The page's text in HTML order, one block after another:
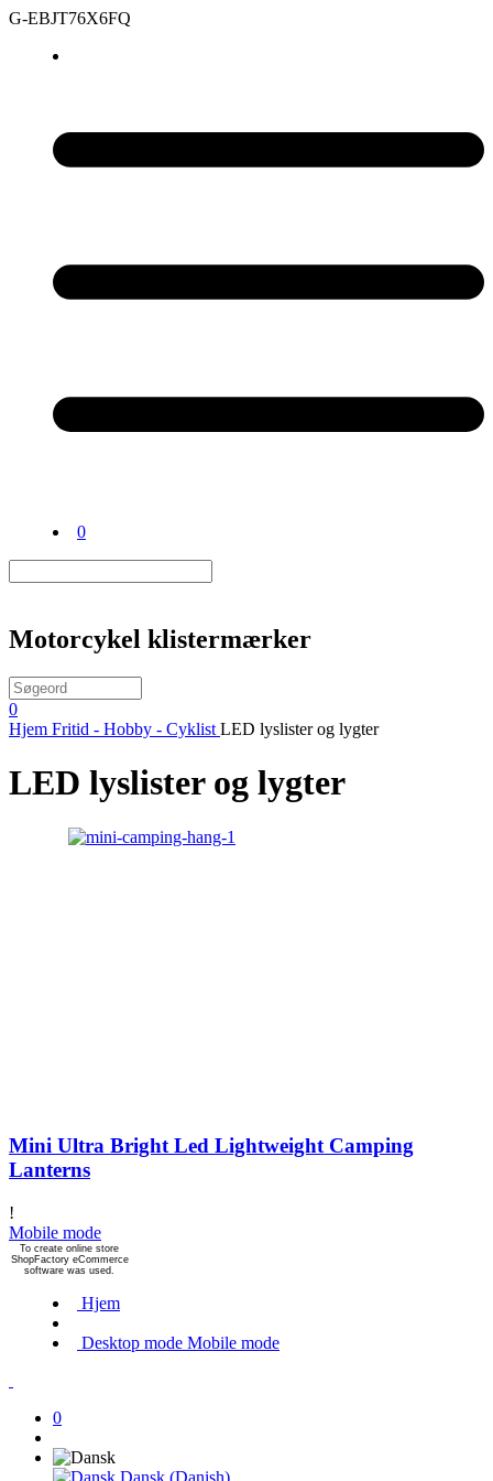
G-EBJT76X6FQ
0
Motorcykel klistermærker
0
Hjem Fritid - Hobby - Cyklist LED lyslister og lygter
LED lyslister og lygter
Mini Ultra Bright Led Lightweight Camping
Lanterns
!
Mobile mode
To create online store
ShopFactory eCommerce
software was used.
Hjem
Desktop mode Mobile mode
0